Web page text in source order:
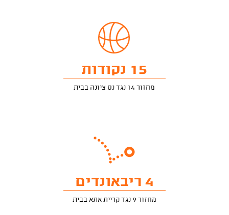
15 נקודות
מחזור 14 נגד נס ציונה בבית
4 ריבאונדים
מחזור 9 נגד קריית אתא בבית